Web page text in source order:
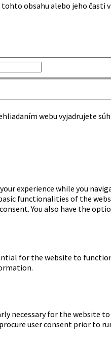
obsahu alebo jeho časti
webu vyjadrujete
experience while you
functionalities of the
You also have the
for the website to
necessary for the website
user consent prior to